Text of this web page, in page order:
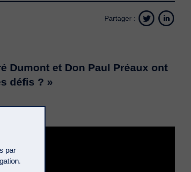
Partager :
Dumont et Don Paul Préaux ont
défis ? »
par